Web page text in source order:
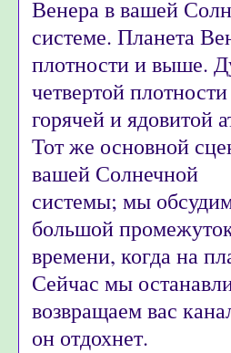
Венера в вашей
системе. Планета
плотности и выше.
четвертой
горячей и ядовитой
Тот же основной
вашей Солнечной
системы; мы
большой
времени, когда на
Сейчас мы
возвращаем вас
он отдохнет.